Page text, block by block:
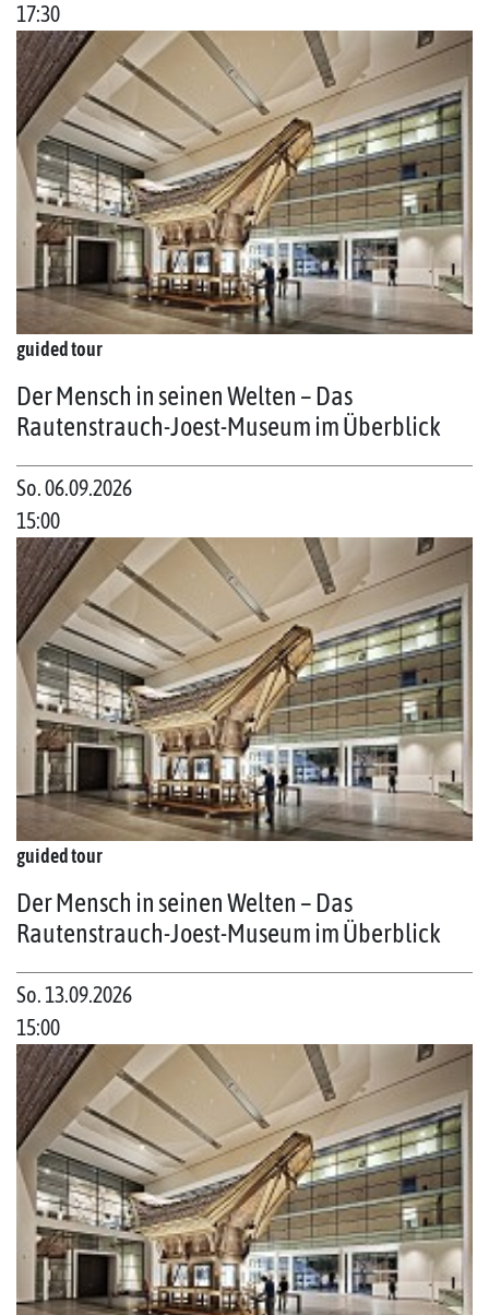
17:30
guided tour
Der Mensch in seinen Welten – Das
Rautenstrauch-Joest-Museum im Überblick
So. 06.09.2026
15:00
guided tour
Der Mensch in seinen Welten – Das
Rautenstrauch-Joest-Museum im Überblick
So. 13.09.2026
15:00